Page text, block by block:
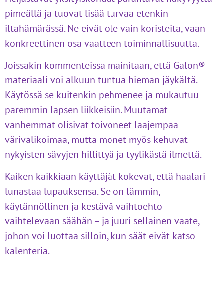
pimeällä ja tuovat lisää turvaa etenkin
iltahämärässä. Ne eivät ole vain koristeita, vaan
konkreettinen osa vaatteen toiminnallisuutta.
Joissakin kommenteissa mainitaan, että Galon®-
materiaali voi alkuun tuntua hieman jäykältä.
Käytössä se kuitenkin pehmenee ja mukautuu
paremmin lapsen liikkeisiin. Muutamat
vanhemmat olisivat toivoneet laajempaa
värivalikoimaa, mutta monet myös kehuvat
nykyisten sävyjen hillittyä ja tyylikästä ilmettä.
Kaiken kaikkiaan käyttäjät kokevat, että haalari
lunastaa lupauksensa. Se on lämmin,
käytännöllinen ja kestävä vaihtoehto
vaihtelevaan säähän – ja juuri sellainen vaate,
johon voi luottaa silloin, kun säät eivät katso
kalenteria.